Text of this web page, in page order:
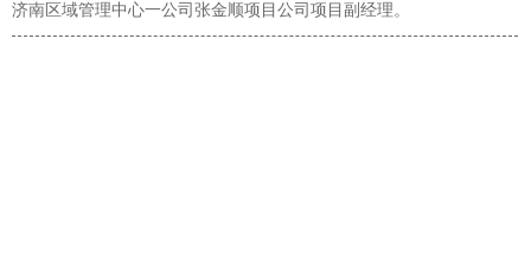
济南区域管理中心一公司张金顺项目公司项目副经理。